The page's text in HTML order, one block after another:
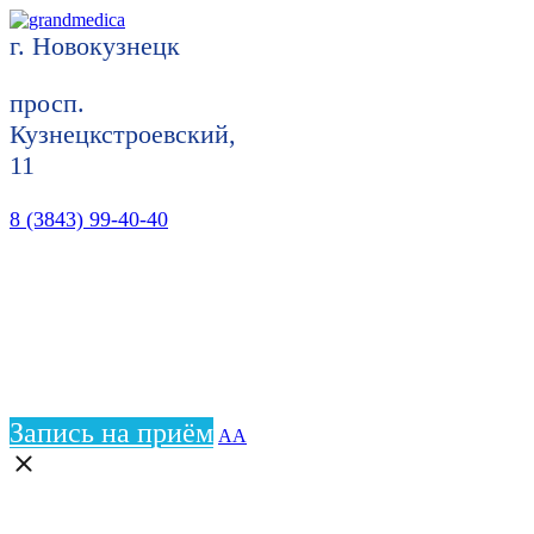
г. Новокузнецк
просп.
Кузнецкстроевский,
11
8 (3843) 99-40-40
Запись на приём АА